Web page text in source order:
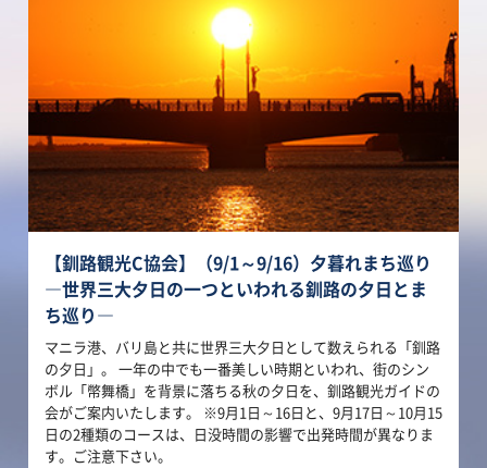
【釧路観光C協会】（9/1～9/16）夕暮れまち巡り
―世界三大夕日の一つといわれる釧路の夕日とま
ち巡り―
マニラ港、バリ島と共に世界三大夕日として数えられる「釧路
の夕日」。 一年の中でも一番美しい時期といわれ、街のシン
ボル「幣舞橋」を背景に落ちる秋の夕日を、釧路観光ガイドの
会がご案内いたします。 ※9月1日～16日と、9月17日～10月15
日の2種類のコースは、日没時間の影響で出発時間が異なりま
す。ご注意下さい。